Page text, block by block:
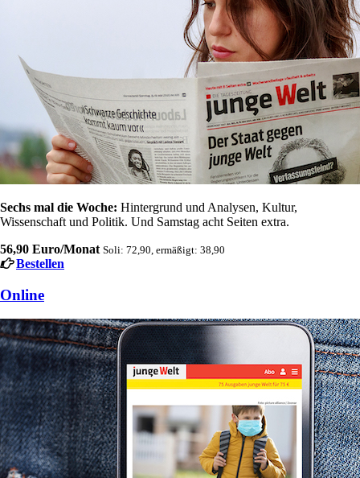
Sechs mal die Woche: Hintergrund und Analysen, Kultur,
Wissenschaft und Politik. Und Samstag acht Seiten extra.
56,90 Euro/Monat Soli: 72,90, ermäßigt: 38,90
Bestellen
Online